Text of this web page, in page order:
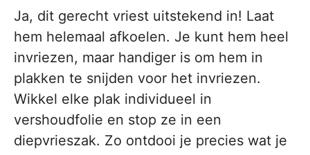
Ja, dit gerecht vriest uitstekend in! Laat
hem helemaal afkoelen. Je kunt hem heel
invriezen, maar handiger is om hem in
plakken te snijden voor het invriezen.
Wikkel elke plak individueel in
vershoudfolie en stop ze in een
diepvrieszak. Zo ontdooi je precies wat je